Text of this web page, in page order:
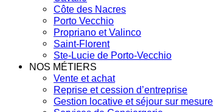
Côte des Nacres
Porto Vecchio
Propriano et Valinco
Saint-Florent
Ste-Lucie de Porto-Vecchio
NOS MÉTIERS
Vente et achat
Reprise et cession d’entreprise
Gestion locative et séjour sur mesure